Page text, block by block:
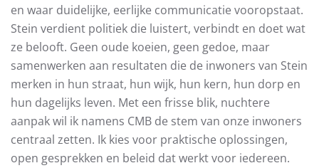
en waar duidelijke, eerlijke communicatie vooropstaat.
Stein verdient politiek die luistert, verbindt en doet wat
ze belooft. Geen oude koeien, geen gedoe, maar
samenwerken aan resultaten die de inwoners van Stein
merken in hun straat, hun wijk, hun kern, hun dorp en
hun dagelijks leven. Met een frisse blik, nuchtere
aanpak wil ik namens CMB de stem van onze inwoners
centraal zetten. Ik kies voor praktische oplossingen,
open gesprekken en beleid dat werkt voor iedereen.